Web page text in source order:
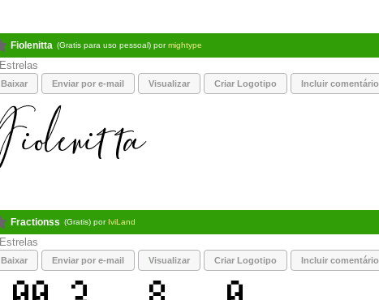
Fiolenitta (Gratis para uso pessoal) pormightype
Baixar Enviar por e-mail Visualizar Criar Logotipo Incluir comentário
Fractionss (Gratis) por IviLand
Baixar Enviar por e-mail Visualizar Criar Logotipo Incluir comentário